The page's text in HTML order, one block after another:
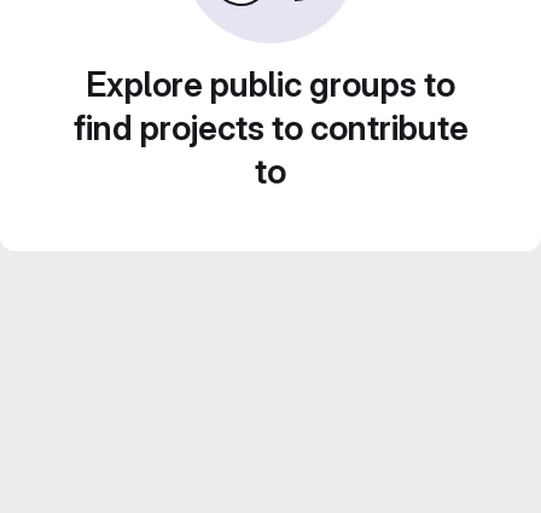
Explore public groups to
find projects to contribute
to